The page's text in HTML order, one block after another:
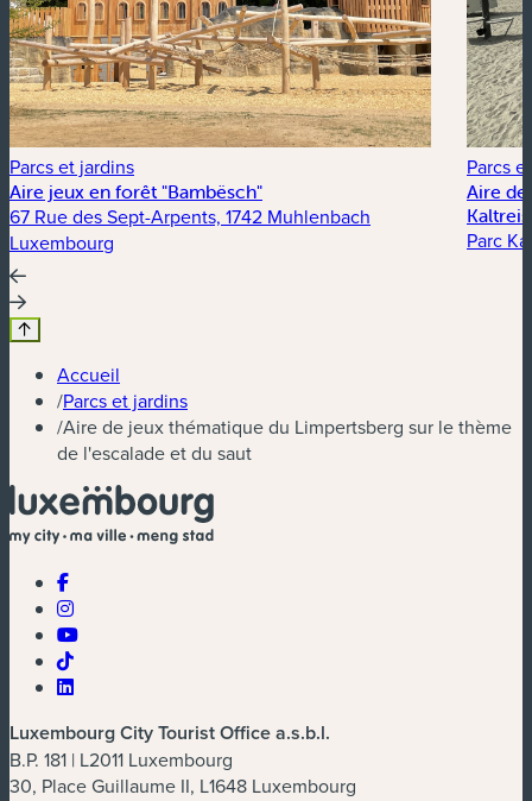
Parcs et jardins
Aire jeux en forêt "Bambësch"
67 Rue des Sept-Arpents, 1742 Muhlenbach
Luxembourg
Parcs
Aire de
Parc
Accueil
/Parcs et jardins
/Aire de jeux thématique du Limpertsberg sur le thème
de l'escalade et du saut
Luxembourg City Tourist Office a.s.b.l.
B.P. 181 | L2011 Luxembourg
30, Place Guillaume II, L1648 Luxembourg